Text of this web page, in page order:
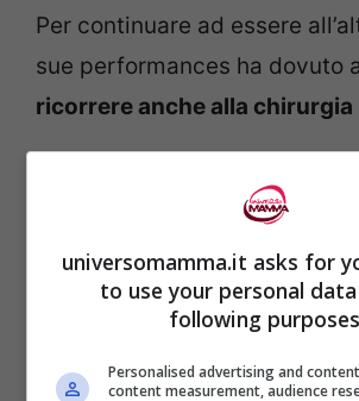
Per continuare ad essere
sue performances ha dovuto
ricorrere anche alla
Alla fine però ha deciso di
personaggio di Octomom e di
completamentealla famiglia,
essere passate per due anni
universomamma.it asks for
to use your personal
following
Personalised advertising and
content measurement, audience